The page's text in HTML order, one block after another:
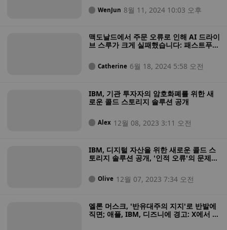
WenJun 8월 11, 2024 10:03 오후
맥도날드에서 주문 오류로 인해 AI 드라이
브 스루가 크게 실패했습니다: 패스트푸드
Catherine 6월 18, 2024 5:58 오전
IBM, 기관 투자자의 암호화폐를 위한 새
로운 콜드 스토리지 솔루션 공개
Alex 12월 08, 2023 3:11 오전
IBM, 디지털 자산을 위한 새로운 콜드 스
토리지 솔루션 공개, '인적 오류'의 문제점
Olive 12월 07, 2023 7:34 오전
엘론 머스크, '반유대주의 지지'로 반발에
직면; 애플, IBM, 디즈니에 경고: X에서 광